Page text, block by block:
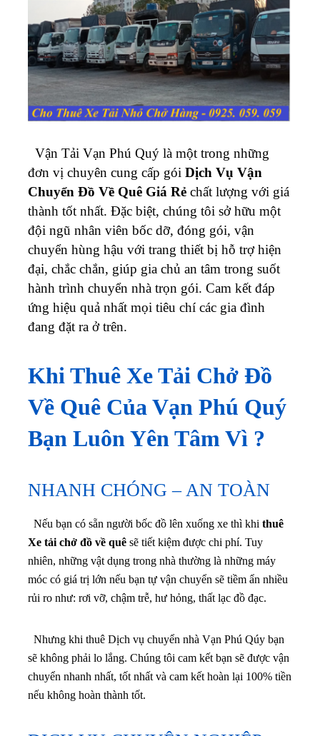
Vận Tải Vạn Phú Quý là một trong những
đơn vị chuyên cung cấp gói Dịch Vụ Vận
Chuyển Đồ Về Quê Giá Rẻ chất lượng với giá
thành tốt nhất. Đặc biệt, chúng tôi sở hữu một
đội ngũ nhân viên bốc dỡ, đóng gói, vận
chuyển hùng hậu với trang thiết bị hỗ trợ hiện
đại, chắc chắn, giúp gia chủ an tâm trong suốt
hành trình chuyển nhà trọn gói. Cam kết đáp
ứng hiệu quả nhất mọi tiêu chí các gia đình
đang đặt ra ở trên.
Khi Thuê Xe Tải Chở Đồ
Về Quê Của Vạn Phú Quý
Bạn Luôn Yên Tâm Vì ?
NHANH CHÓNG – AN TOÀN
Nếu bạn có sẵn người bốc đồ lên xuống xe thì khi thuê
Xe tải chở đồ về quê sẽ tiết kiệm được chi phí. Tuy
nhiên, những vật dụng trong nhà thường là những máy
móc có giá trị lớn nếu bạn tự vận chuyển sẽ tiềm ẩn nhiều
rủi ro như: rơi vỡ, chậm trễ, hư hỏng, thất lạc đồ đạc.
Nhưng khi thuê Dịch vụ chuyển nhà Vạn Phú Qúy bạn
sẽ không phải lo lắng. Chúng tôi cam kết bạn sẽ được vận
chuyển nhanh nhất, tốt nhất và cam kết hoàn lại 100% tiền
nếu không hoàn thành tốt.